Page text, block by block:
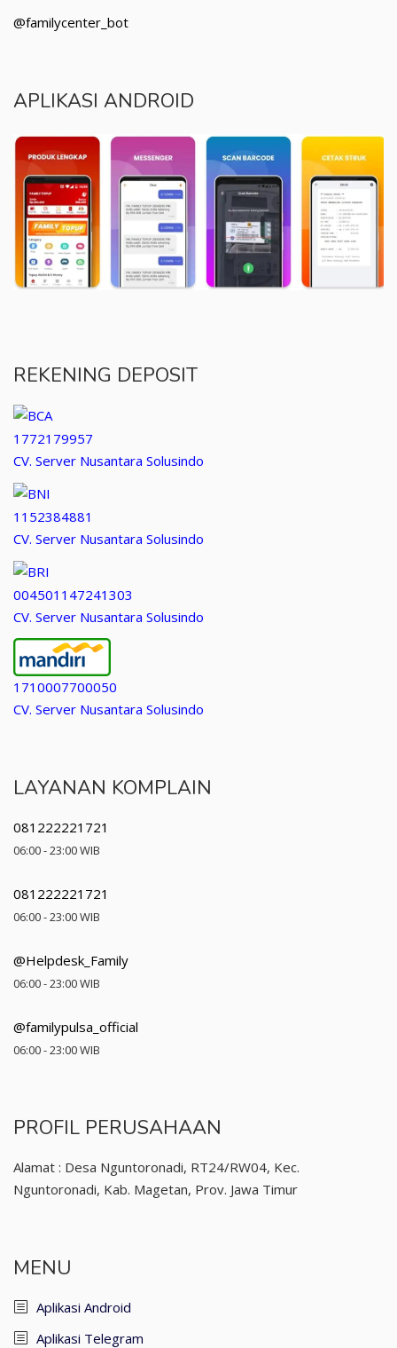
@familycenter_bot
APLIKASI ANDROID
REKENING DEPOSIT
1772179957
CV. Server Nusantara Solusindo
1152384881
CV. Server Nusantara Solusindo
004501147241303
CV. Server Nusantara Solusindo
1710007700050
CV. Server Nusantara Solusindo
LAYANAN KOMPLAIN
081222221721
06:00 - 23:00 WIB
081222221721
06:00 - 23:00 WIB
@Helpdesk_Family
06:00 - 23:00 WIB
@familypulsa_official
06:00 - 23:00 WIB
PROFIL PERUSAHAAN
Alamat : Desa Nguntoronadi, RT24/RW04, Kec.
Nguntoronadi, Kab. Magetan, Prov. Jawa Timur
MENU
Aplikasi Android
Aplikasi Telegram